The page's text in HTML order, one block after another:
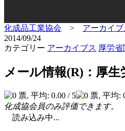
化成品工業協会 > アーカイブ
2014/09/24
カテゴリー アーカイブス 厚労省
メール情報(R)：厚
化成協会員のみ評価できます。
読み込み中...